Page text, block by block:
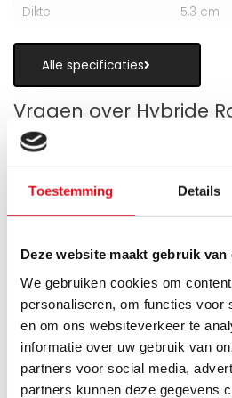
Toestemming Details
Deze website maakt gebruik van
We gebruiken cookies om
personaliseren, om functies voor
en om ons websiteverkeer te
informatie over uw gebruik van
partners voor social media,
partners kunnen deze gegevens
Dikte 5,3 cm
Alle specificaties
Vragen over Hybride
als alternatief voor
Wanneer zijn de
meest nuttig?
Wat is technisch gezien
paneelradiator?